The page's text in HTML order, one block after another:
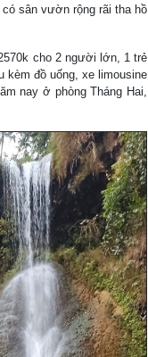
sân vườn rộng rãi tha hồ
cho 2 người lớn, 1 trẻ
kèm đồ uống, xe limousine
nay ở phòng Tháng Hai,